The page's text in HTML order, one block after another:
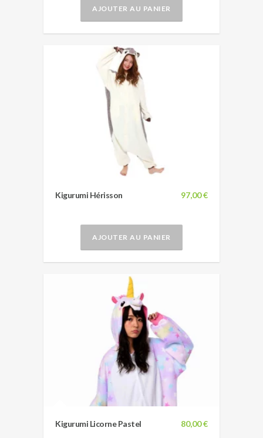
AJOUTER AU PANIER
97,00 €
Kigurumi Hérisson
AJOUTER AU PANIER
80,00 €
Kigurumi Licorne Pastel